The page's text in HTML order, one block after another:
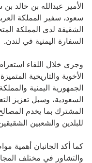
الأمير عبدالله بن خالد
سعود، سفير المملكة
الشقيقة لدى المملكة
السفارة اليمنية في لندن.
وجرى خلال اللقاء
الأخوية والتاريخية
الجمهورية اليمنية
السعودية، وسبل تعزيز
المشترك بما يخدم
للبلدين والشعبين
كما أكد الجانبان أهمية
والتشاور في مختلف